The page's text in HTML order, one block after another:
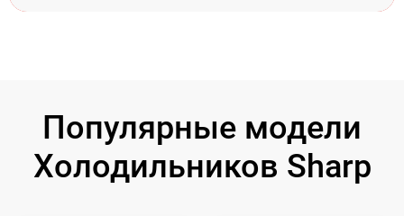
Популярные модели
Холодильников Sharp